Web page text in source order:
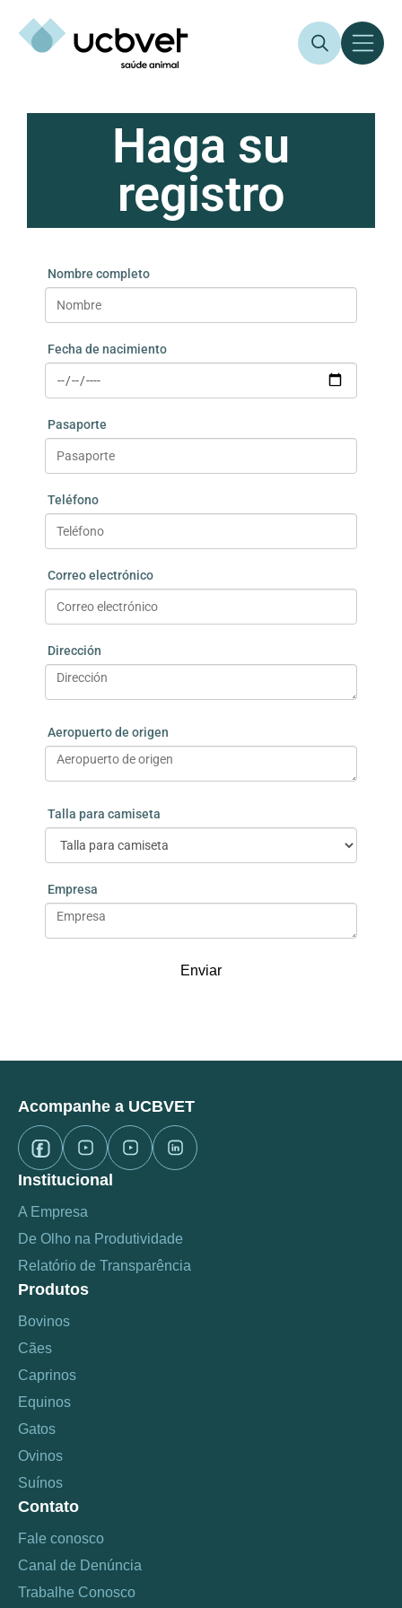
Haga su
registro
Nombre completo
Fecha de nacimiento
Pasaporte
Teléfono
Correo electrónico
Dirección
Aeropuerto de origen
Talla para camiseta
Empresa
Enviar
Acompanhe a UCBVET
Institucional
A Empresa
De Olho na Produtividade
Relatório de Transparência
Produtos
Bovinos
Cães
Caprinos
Equinos
Gatos
Ovinos
Suínos
Contato
Fale conosco
Canal de Denúncia
Trabalhe Conosco